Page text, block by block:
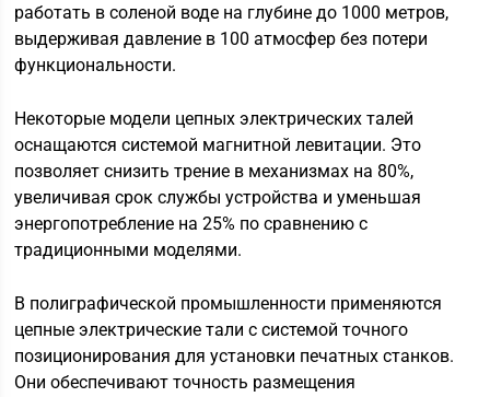
работать в соленой воде на глубине до 1000 метров,
выдерживая давление в 100 атмосфер без потери
функциональности.
Некоторые модели цепных электрических талей
оснащаются системой магнитной левитации. Это
позволяет снизить трение в механизмах на 80%,
увеличивая срок службы устройства и уменьшая
энергопотребление на 25% по сравнению с
традиционными моделями.
В полиграфической промышленности применяются
цепные электрические тали с системой точного
позиционирования для установки печатных станков.
Они обеспечивают точность размещения